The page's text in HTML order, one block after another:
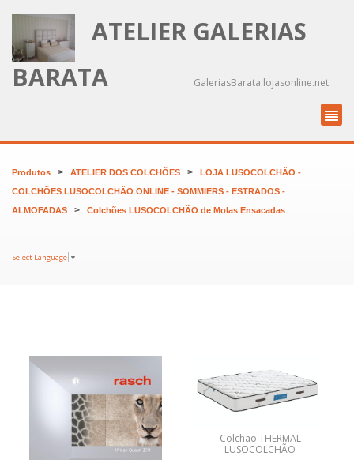
ATELIER GALERIAS
BARATA
GaleriasBarata.lojasonline.net
Produtos > ATELIER DOS COLCHÕES > LOJA LUSOCOLCHÃO -
COLCHÕES LUSOCOLCHÃO ONLINE - SOMMIERS - ESTRADOS -
ALMOFADAS > Colchões LUSOCOLCHÃO de Molas Ensacadas
Select Language ▼
Colchão THERMAL
LUSOCOLCHÃO